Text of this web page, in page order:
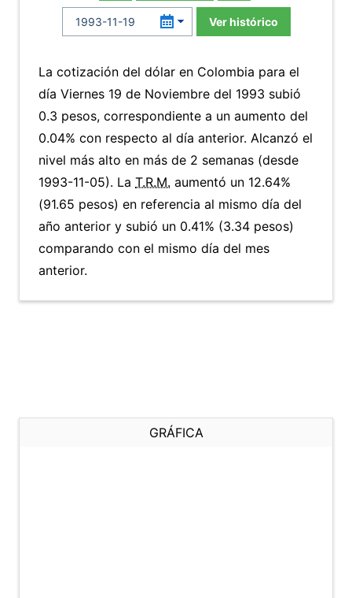
Ver histórico
La cotización del dólar en Colombia para el
día Viernes 19 de Noviembre del 1993 subió
0.3 pesos, correspondiente a un aumento del
0.04% con respecto al día anterior. Alcanzó el
nivel más alto en más de 2 semanas (desde
1993-11-05). La T.R.M. aumentó un 12.64%
(91.65 pesos) en referencia al mismo día del
año anterior y subió un 0.41% (3.34 pesos)
comparando con el mismo día del mes
anterior.
GRÁFICA